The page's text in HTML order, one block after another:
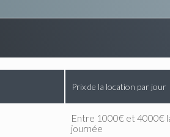
Prix de la location par jour
Entre 1000€ et 4000€
journée